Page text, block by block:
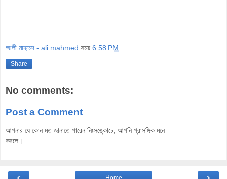
আলী মাহমেদ - ali mahmed সময় 6:58 PM
Share
No comments:
Post a Comment
আপনার যে কোন মত জানাতে পারেন নিঃসঙ্কোচে, আপনি প্রাসঙ্গিক মনে
করলে।